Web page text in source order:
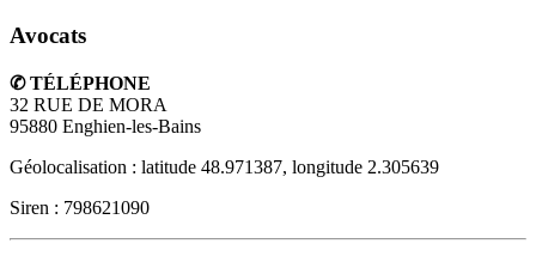
Avocats
✆ TÉLÉPHONE
32 RUE DE MORA
95880 Enghien-les-Bains
Géolocalisation : latitude 48.971387, longitude 2.305639
Siren : 798621090